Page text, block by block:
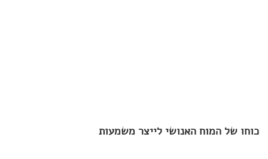
כוחו של המוח האנושי לייצר משמעות